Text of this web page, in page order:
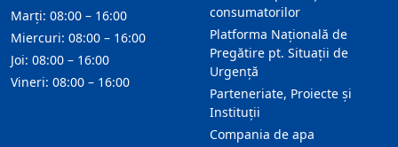
consumatorilor
Platforma Națională de
Pregătire pt. Situații de
Urgență
Parteneriate, Proiecte și
Instituții
Compania de apa
Marți: 08:00 – 16:00
Miercuri: 08:00 – 16:00
Joi: 08:00 – 16:00
Vineri: 08:00 – 16:00